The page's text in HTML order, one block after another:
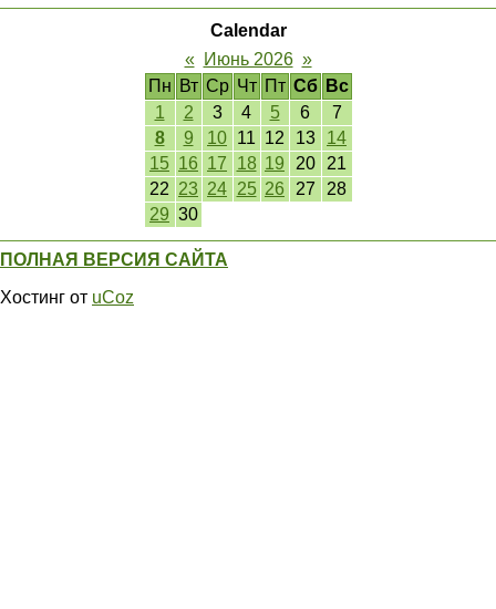
Calendar
«
Июнь 2026 »
Пн Вт Ср Чт Пт Сб
Вс
1
2 3 4 5 6
7
8
9 10 11 12 13
14
15 16 17 18 19 20
21
22 23 24 25 26 27
28
29 30
ПОЛНАЯ ВЕРСИЯ САЙТА
Хостинг от uCoz